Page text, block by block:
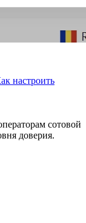
настроить
сотовой
доверия.